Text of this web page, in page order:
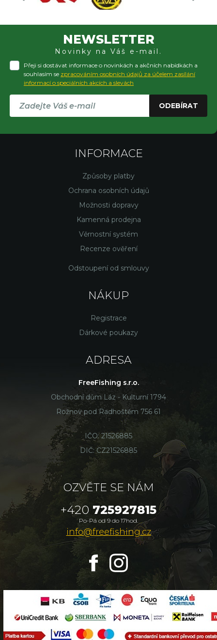
NEWSLETTER
Novinky na Váš e-mail.
Přeji si dostávat informace o novinkách a akčních nabídkách a
souhlasím se zpracováním osobních údajů za účelem zasílání
informací o speciálních akcích a slevách
ODEBÍRAT
INFORMACE
Způsoby platby
Ochrana osobních údajů
Možnosti dopravy
Kamenná prodejna
Věrnostní systém
Recenze ověření
Odstoupení od smlouvy
NÁKUP
Registrace
Dárkové poukazy
ADRESA
FreeFishing s.r.o.
Obchodní dům Láz - Kulturní 1794
Rožnov pod Radhoštěm 756 61
IČO: 21526885
DIČ: CZ21526885
OZVĚTE SE NÁM
+420 725927815
Po-Pá od 9 do 17hod.
info@freefishing.cz